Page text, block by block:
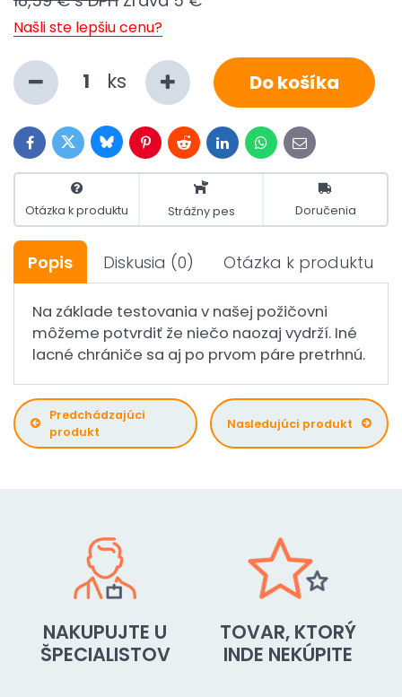
Našli ste lepšiu cenu?
ks Do košíka
FacebookTwitterBlueskyPinterestRedditLinkedInWhatsApp
E-
mail
Otázka k produktu Strážny pes Doručenia
Popis Diskusia (0) Otázka k produktu
Na základe testovania v našej požičovni
môžeme potvrdiť že niečo naozaj vydrží. Iné
lacné chrániče sa aj po prvom páre pretrhnú.
Predchádzajúci
produkt
Nasledujúci produkt
NAKUPUJTE U
ŠPECIALISTOV
TOVAR, KTORÝ
INDE NEKÚPITE